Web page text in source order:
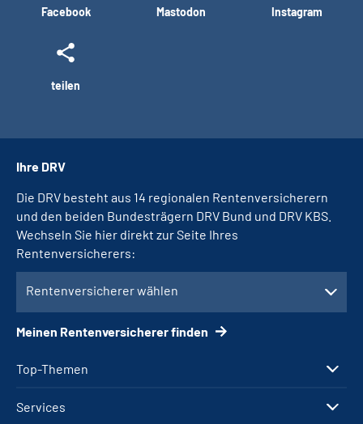
Facebook Mastodon Instagram
teilen
Top-Themen
Services
Ihre DRV
Die DRV besteht aus 14 regionalen Rentenversicherern
und den beiden Bundesträgern DRV Bund und DRV KBS.
Wechseln Sie hier direkt zur Seite Ihres
Rentenversicherers:
Rentenversicherer wählen
Meinen Rentenversicherer finden